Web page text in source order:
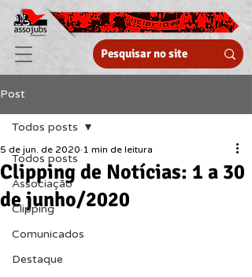
Post
Todos posts
Associação
Clipping
Comunicados
Destaque
Todos posts
Clipping de Notícias: 1 a 30
de junho/2020
5 de jun. de 2020 1 min de leitura